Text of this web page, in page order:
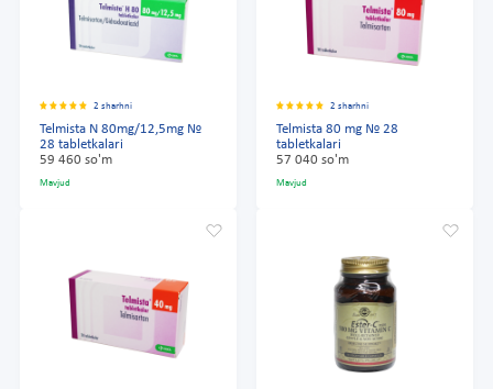
2 sharhni
Telmista N 80mg/12,5mg №
28 tabletkalari
59 460 so'm
Mavjud
2 sharhni
Telmista 80 mg № 28
tabletkalari
57 040 so'm
Mavjud